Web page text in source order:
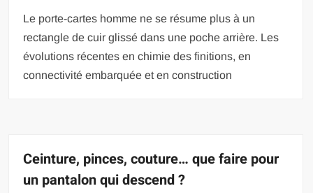
Le porte-cartes homme ne se résume plus à un
rectangle de cuir glissé dans une poche arrière. Les
évolutions récentes en chimie des finitions, en
connectivité embarquée et en construction
Ceinture, pinces, couture… que faire pour
un pantalon qui descend ?